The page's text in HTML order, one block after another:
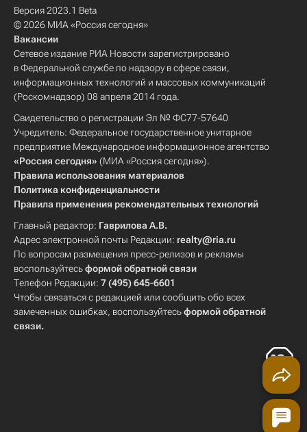
Версия 2023.1 Beta
© 2026 МИА «Россия сегодня»
Вакансии
Сетевое издание РИА Новости зарегистрировано
в Федеральной службе по надзору в сфере связи,
информационных технологий и массовых коммуникаций
(Роскомнадзор) 08 апреля 2014 года.
Свидетельство о регистрации Эл № ФС77-57640
Учредитель: Федеральное государственное унитарное
предприятие Международное информационное агентство
«Россия сегодня» (МИА «Россия сегодня»).
Правила использования материалов
Политика конфиденциальности
Правила применения рекомендательных технологий
Главный редактор: Гаврилова А.В.
Адрес электронной почты Редакции: realty@ria.ru
По вопросам размещения пресс-релизов и рекламы
воспользуйтесьформой обратной связи
Телефон Редакции: 7 (495) 645-6601
Чтобы связаться с редакцией или сообщить обо всех
замеченных ошибках, воспользуйтесьформой обратной
связи.